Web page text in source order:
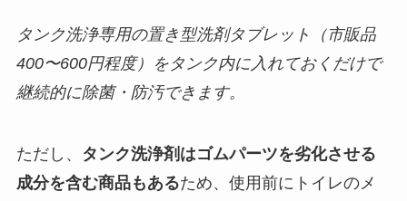
タンク洗浄専用の置き型洗剤タブレット（市販品
400〜600円程度）をタンク内に入れておくだけで
継続的に除菌・防汚できます。
ただし、
タンク洗浄剤はゴムパーツを劣化させる
成分を含む商品もあるため、使用前にトイレのメ